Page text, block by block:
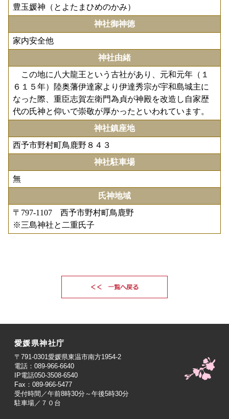
豊玉媛神（とよたまひめのかみ）
神社御神徳
家内安全他
神社由緒
この地に八大龍王という古社があり、元和元年（１
６１５年）陸奥藩伊達家より伊達秀宗が宇和島城主に
なった際、重臣志賀左衛門為貞が神殿を改造し自家歴
代の氏神と仰いで崇敬が厚かったといわれています。
神社鎮座地
西予市野村町鳥鹿野８４３
神社駐車場
無
氏神地域
〒797-1107 西予市野村町鳥鹿野
※三島神社と二重氏子
愛媛県神社庁
〒791-0301愛媛県東温市南方1954-2
電話：089-966-6640
IP電話050-3508-6540
Fax：089-966-5477
受付時間／午前8時30分～午後5時30分
駐車場／７０台